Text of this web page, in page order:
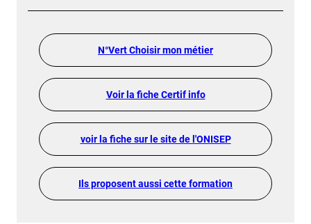
N°Vert Choisir mon métier
Voir la fiche Certif info
voir la fiche sur le site de l'ONISEP
Ils proposent aussi cette formation